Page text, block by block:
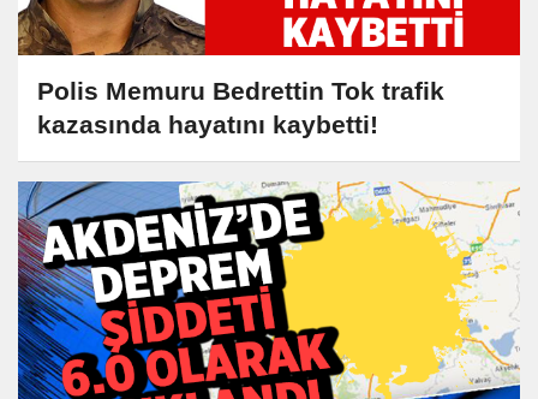
Polis Memuru Bedrettin Tok trafik
kazasında hayatını kaybetti!